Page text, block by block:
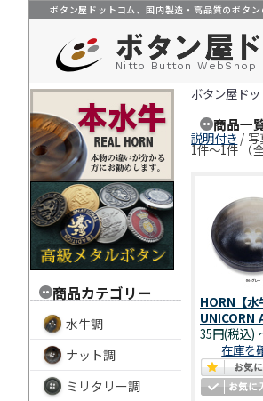
ボタン屋ドットコム、国内製造・高品質のボタ
Nitto Button WebShop
商品カテゴリー
水牛調
ナット調
ミリタリー調
ボタン屋ド
商品一
説明付き/ 写
1件～1件 （
HORN【水
UNICORN
35円(税込)
在庫を